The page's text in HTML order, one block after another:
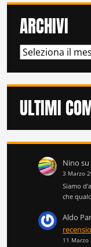
ARCHIVI
ARCHIVI
ULTIMI
Nino su
3 Marzo
Siamo
che
Aldo
11 Marzo